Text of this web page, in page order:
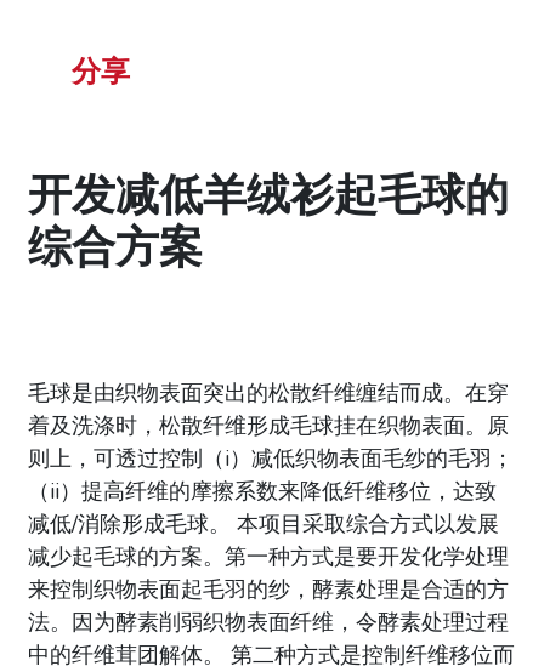
分享
开发减低羊绒衫起毛球的
综合方案
毛球是由织物表面突出的松散纤维缠结而成。在穿
着及洗涤时，松散纤维形成毛球挂在织物表面。原
则上，可透过控制（i）减低织物表面毛纱的毛羽；
（ii）提高纤维的摩擦系数来降低纤维移位，达致
减低/消除形成毛球。 本项目采取综合方式以发展
减少起毛球的方案。第一种方式是要开发化学处理
来控制织物表面起毛羽的纱，酵素处理是合适的方
法。因为酵素削弱织物表面纤维，令酵素处理过程
中的纤维茸团解体。 第二种方式是控制纤维移位而